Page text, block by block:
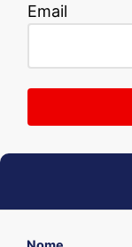
Email